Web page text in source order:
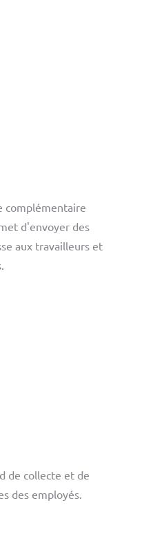
complémentaire
d'envoyer des
aux travailleurs et
de collecte et de
des employés.